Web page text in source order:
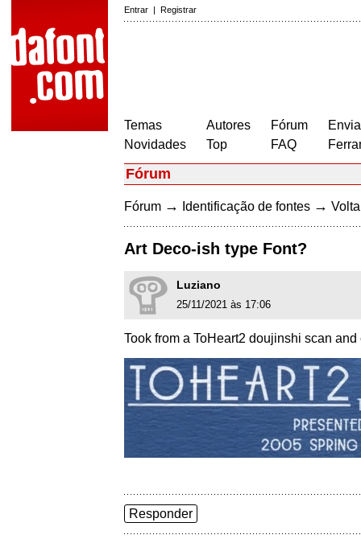
Entrar | Registrar
Temas
Novidades
Autores
Top
Fórum
FAQ
Fórum
Fórum → Identificação de fontes →
Art Deco-ish type Font?
Luziano
25/11/2021 às 17:06
Took from a ToHeart2 doujinshi scan
Responder